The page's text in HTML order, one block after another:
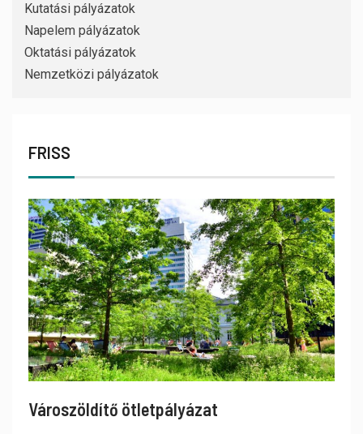
Kutatási pályázatok
Napelem pályázatok
Oktatási pályázatok
Nemzetközi pályázatok
FRISS
Városzöldítő ötletpályázat